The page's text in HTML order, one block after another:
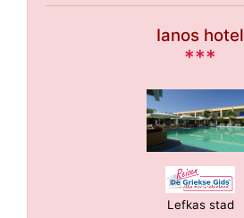
Ianos hotel
***
Lefkas stad